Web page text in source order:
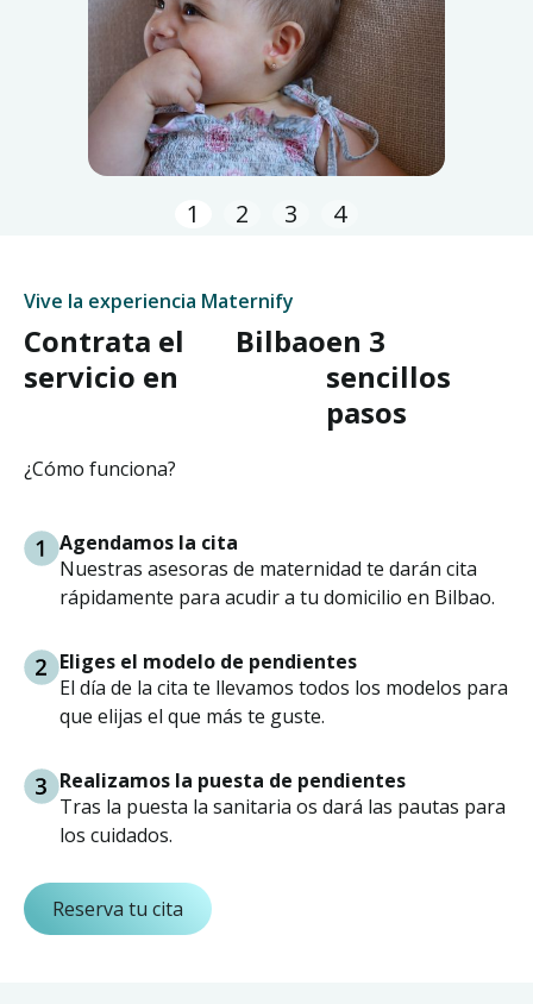
1 2 3 4
Vive la experiencia Maternify
Contrata el
servicio en
Bilbaoen 3
sencillos
pasos
¿Cómo funciona?
Agendamos la cita
Nuestras asesoras de maternidad te darán cita
rápidamente para acudir a tu domicilio en Bilbao.
Eliges el modelo de pendientes
El día de la cita te llevamos todos los modelos para
que elijas el que más te guste.
Realizamos la puesta de pendientes
Tras la puesta la sanitaria os dará las pautas para
los cuidados.
Reserva tu cita